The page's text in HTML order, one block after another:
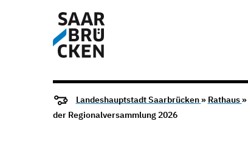
Landeshauptstadt Saarbrücken » Rathaus »
der Regionalversammlung 2026